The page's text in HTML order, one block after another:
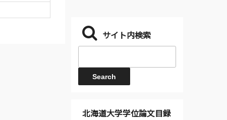
サイト内検索
北海道大学学位論文目録